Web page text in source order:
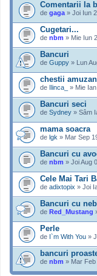
Comentarii la
de gaga » Joi Iun
Cugetari...
de nbm » Mie Iun
Bancuri
de Guppy » Lun
chestii
de Ilinca_ » Mie
Bancuri seci
de Sydney » Sâm
mama soacra
de lgk » Mar Sep
Bancuri cu
de nbm » Joi Aug
Cele Mai Tari
de adixtopix » Joi
Bancuri cu
de Red_Mustang
Perle
de I`m With You »
bancuri
de nbm » Mar